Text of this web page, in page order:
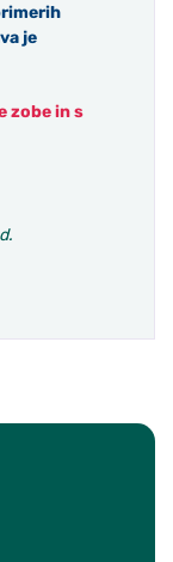
je
zobe in s